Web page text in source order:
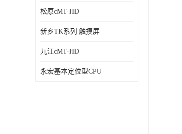
松原cMT-HD
新乡TK系列 触摸屏
九江cMT-HD
永宏基本定位型CPU